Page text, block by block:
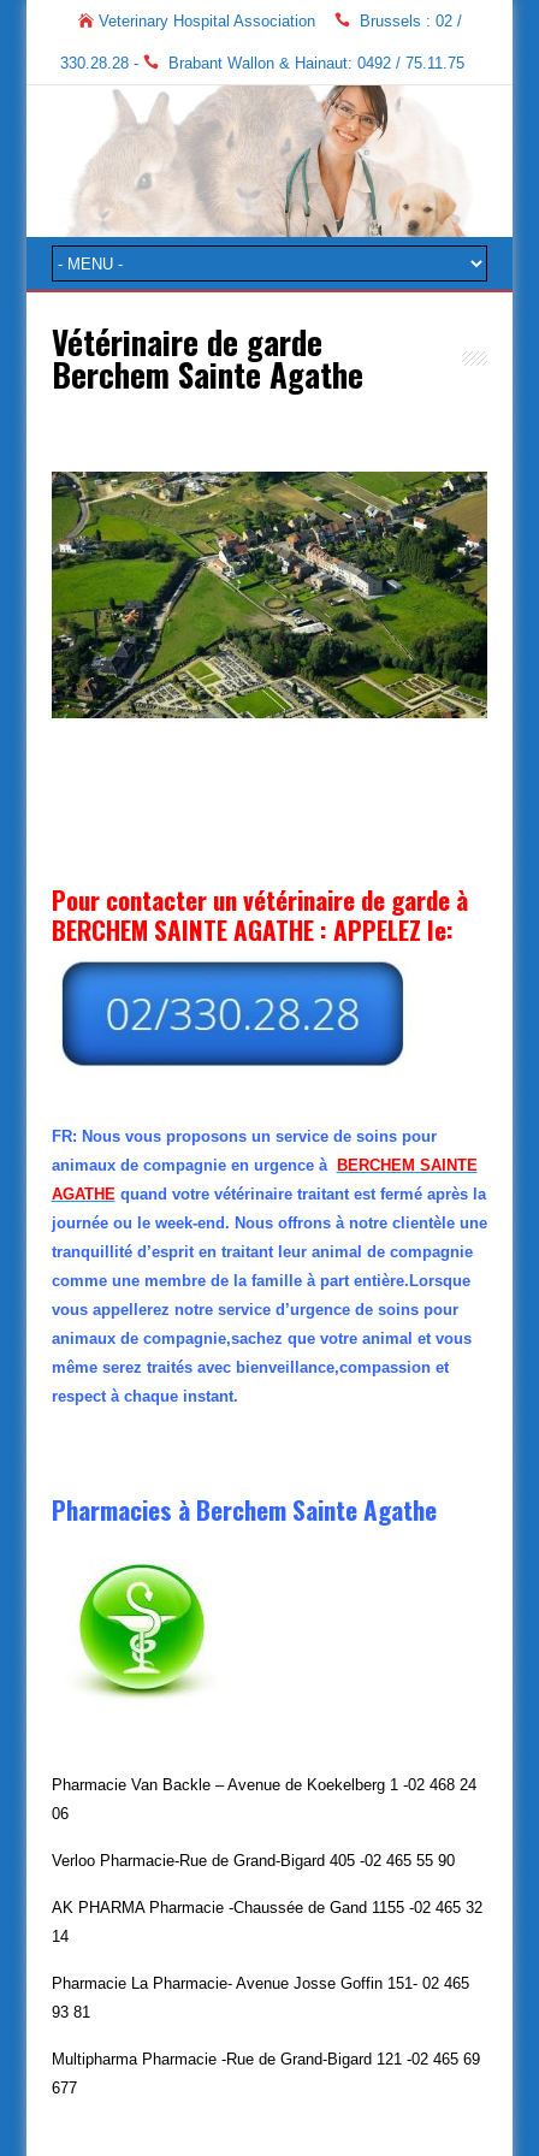
Veterinary Hospital Association Brussels : 02 /
330.28.28 - Brabant Wallon & Hainaut: 0492 / 75.11.75
Vétérinaire de garde
Berchem Sainte Agathe
http://www.veterinaire-
berchem.be/
Pour contacter un vétérinaire de garde à
BERCHEM SAINTE AGATHE : APPELEZ le:
FR: Nous vous proposons un service de soins pour
animaux de compagnie en urgence à
BERCHEM SAINTE
AGATHE quand votre vétérinaire traitant est fermé après la
journée ou le week-end. Nous offrons à notre clientèle une
tranquillité d’esprit en traitant leur animal de compagnie
comme une membre de la famille à part entière.Lorsque
vous appellerez notre service d’urgence de soins pour
animaux de compagnie,sachez que votre animal et vous
même serez traités avec bienveillance,compassion et
respect à chaque instant.
Pharmacies à Berchem Sainte Agathe
Pharmacie Van Backle – Avenue de Koekelberg 1 -02 468 24
06
Verloo Pharmacie-Rue de Grand-Bigard 405 -02 465 55 90
AK PHARMA Pharmacie -Chaussée de Gand 1155 -02 465 32
14
Pharmacie La Pharmacie- Avenue Josse Goffin 151- 02 465
93 81
Multipharma Pharmacie -Rue de Grand-Bigard 121 -02 465 69
677